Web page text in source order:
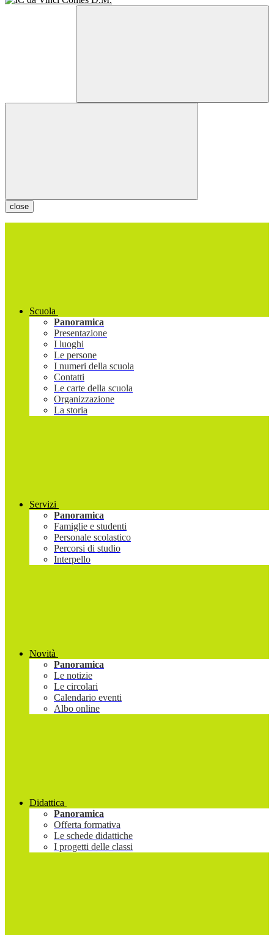
close
Scuola
Panoramica
Presentazione
I luoghi
Le persone
I numeri della scuola
Contatti
Le carte della scuola
Organizzazione
La storia
Servizi
Panoramica
Famiglie e studenti
Personale scolastico
Percorsi di studio
Interpello
Novità
Panoramica
Le notizie
Le circolari
Calendario eventi
Albo online
Didattica
Panoramica
Offerta formativa
Le schede didattiche
I progetti delle classi